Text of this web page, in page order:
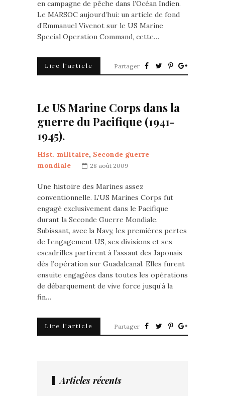
en campagne de pêche dans l’Océan Indien.
Le MARSOC aujourd’hui: un article de fond
d’Emmanuel Vivenot sur le US Marine
Special Operation Command, cette…
Lire l'article Partager
Le US Marine Corps dans la
guerre du Pacifique (1941-
1945).
Hist. militaire, Seconde guerre
mondiale
28 août 2009
Une histoire des Marines assez
conventionnelle. L’US Marines Corps fut
engagé exclusivement dans le Pacifique
durant la Seconde Guerre Mondiale.
Subissant, avec la Navy, les premières pertes
de l’engagement US, ses divisions et ses
escadrilles partirent à l’assaut des Japonais
dès l’opération sur Guadalcanal. Elles furent
ensuite engagées dans toutes les opérations
de débarquement de vive force jusqu’à la
fin…
Lire l'article Partager
Articles récents